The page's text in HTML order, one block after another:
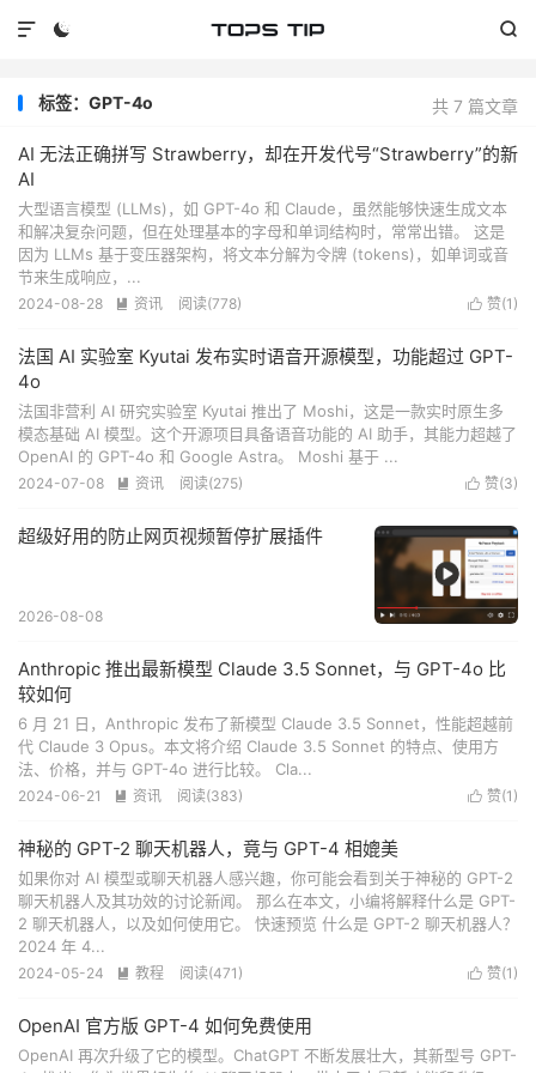
 

共 7 篇文章
标签：GPT-4o
AI 无法正确拼写 Strawberry，却在开发代号“Strawberry”的新
AI
大型语言模型 (LLMs)，如 GPT-4o 和 Claude，虽然能够快速生成文本
和解决复杂问题，但在处理基本的字母和单词结构时，常常出错。 这是
因为 LLMs 基于变压器架构，将文本分解为令牌 (tokens)，如单词或音
节来生成响应，...
 赞(1 )
2024-08-28  资讯 阅读(778)
法国 AI 实验室 Kyutai 发布实时语音开源模型，功能超过 GPT-
4o
法国非营利 AI 研究实验室 Kyutai 推出了 Moshi，这是一款实时原生多
模态基础 AI 模型。这个开源项目具备语音功能的 AI 助手，其能力超越了
OpenAI 的 GPT-4o 和 Google Astra。 Moshi 基于 ...
 赞(3)
2024-07-08  资讯 阅读(275)
超级好用的防止网页视频暂停扩展插件
2026-08-08
Anthropic 推出最新模型 Claude 3.5 Sonnet，与 GPT-4o 比
较如何
6 月 21 日，Anthropic 发布了新模型 Claude 3.5 Sonnet，性能超越前
代 Claude 3 Opus。本文将介绍 Claude 3.5 Sonnet 的特点、使用方
法、价格，并与 GPT-4o 进行比较。 Cla...
 赞(1 )
2024-06-21  资讯 阅读(383)
神秘的 GPT-2 聊天机器人，竟与 GPT-4 相媲美
如果你对 AI 模型或聊天机器人感兴趣，你可能会看到关于神秘的 GPT-2
聊天机器人及其功效的讨论新闻。 那么在本文，小编将解释什么是 GPT-
2 聊天机器人，以及如何使用它。 快速预览 什么是 GPT-2 聊天机器人？
2024 年 4...
 赞(1 )
2024-05-24  教程 阅读(471 )
OpenAI 官方版 GPT-4 如何免费使用
OpenAI 再次升级了它的模型。ChatGPT 不断发展壮大，其新型号 GPT-